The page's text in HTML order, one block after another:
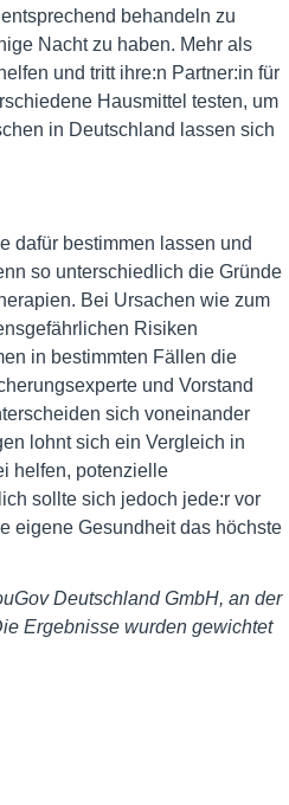
behandeln zu
Nacht zu haben. Mehr als
und tritt ihre:n Partner:in für
Hausmittel testen, um
in Deutschland lassen sich
dafür bestimmen lassen und
so unterschiedlich die Gründe
Bei Ursachen wie zum
Risiken
in bestimmten Fällen die
und Vorstand
sich voneinander
lohnt sich ein Vergleich in
helfen, potenzielle
sollte sich jedoch jede:r vor
eigene Gesundheit das höchste
Deutschland GmbH, an der
Ergebnisse wurden gewichtet